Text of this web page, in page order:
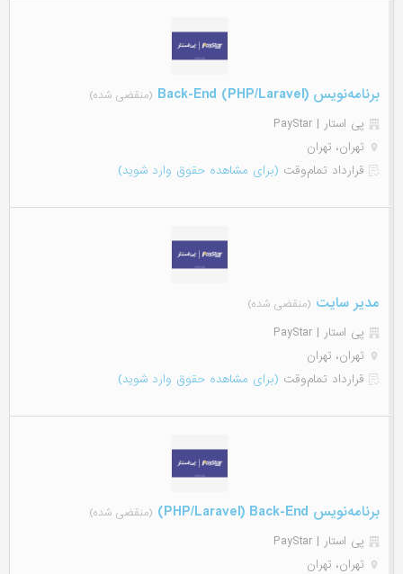
برنامه‌نویس (Back-End (PHP/Laravel (منقضی شده)
پی استار | PayStar
تهران، تهران
قرارداد تمام‌وقت (برای مشاهده حقوق وارد شوید)
مدیر سایت (منقضی شده)
پی استار | PayStar
تهران، تهران
قرارداد تمام‌وقت (برای مشاهده حقوق وارد شوید)
برنامه‌نویس PHP/Laravel) Back-End) (منقضی شده)
پی استار | PayStar
تهران، تهران